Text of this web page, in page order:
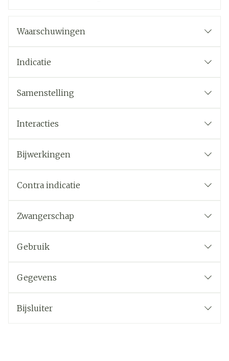
Waarschuwingen
Indicatie
Samenstelling
Interacties
Bijwerkingen
Contra indicatie
Zwangerschap
Gebruik
Gegevens
Bijsluiter